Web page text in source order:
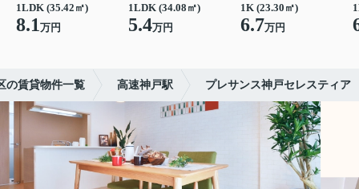
1LDK (35.42㎡)
8.1万円
1LDK (34.08㎡)
5.4万円
1K (23.30㎡)
6.7万円
の賃貸物件一覧 高速神戸駅 プレサンス神戸セレスティア